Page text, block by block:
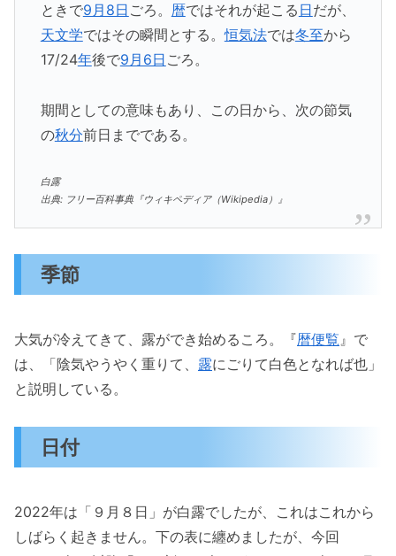
ときで9月8日 ごろ。 暦ではそれが起こる 日だが、
天文学ではその瞬間とする。恒気法では冬至から
17/24年後で9月6日 ごろ。
期間としての意味もあり、この日から、次の節気
の秋分前日までである。
白露
出典: フリー百科事典『ウィキペディア（Wikipedia）』
季節
大気が冷えてきて、露ができ始めるころ。『暦便覧』で
は、「陰気やうやく重りて、 露にごりて白色となれば也」
と説明している。
日付
2022年は「９月８日」が白露でしたが、これはこれから
しばらく起きません。下の表に纏めましたが、今回